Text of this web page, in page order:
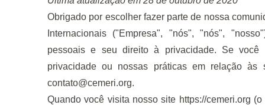
Obrigado por escolher fazer parte de nossa
Internacionais ("Empresa", "nós", "nós",
pessoais e seu direito à privacidade. Se
privacidade ou nossas práticas em relação às
contato@cemeri.org.
Quando você visita nosso site https://cemeri.org (o